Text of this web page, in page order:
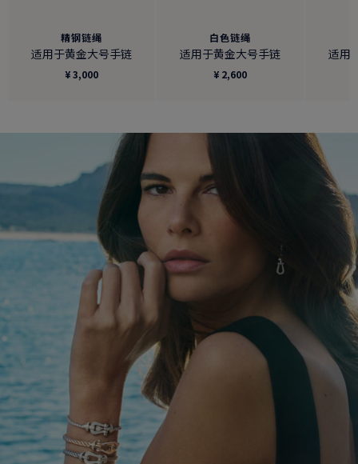
精钢链绳
适用于黄金大号手链
¥ 3,000
白色链绳
适用于黄金大号手链
¥ 2,600
适用